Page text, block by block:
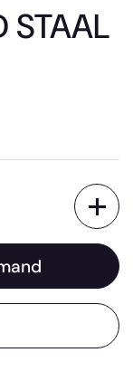
STAAL